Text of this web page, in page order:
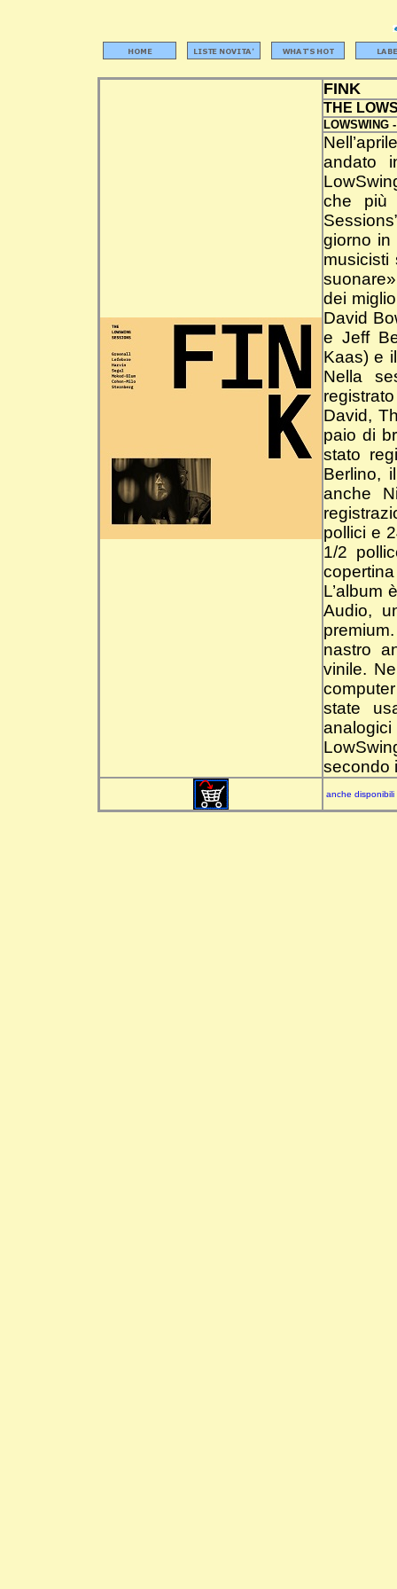
FINK
THE
LOWSWING
andato
che più
giorno in
musicisti
dei
David
e Jeff
Kaas) e
Nella
David,
paio di
stato
Berlino,
anche
pollici e
1/2
L’album
Audio,
nastro
vinile.
state
analogici
secondo
anche disponibili